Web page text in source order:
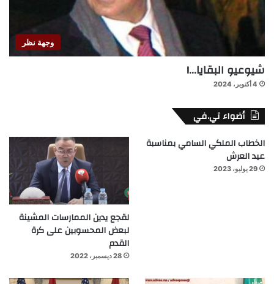
وجهة نظر
شيوعيو البقايا…!
4 أكتوبر، 2024
أضواء تي.في
الخطاب الملكي السامي بمناسبة
عيد العرش
29 يوليو، 2023
لقجع يدين الممارسات المشينة
لبعض المحسوبين على كرة
القدم
28 ديسمبر، 2022